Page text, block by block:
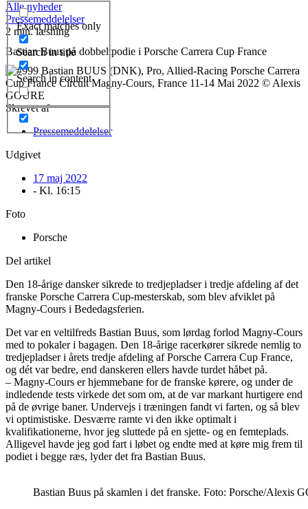
Exact matches only
Search in title
Search in content
Alle nyheder
Pressemeddelelser
2 min. læsning
Bastian Buus på dobbeltpodie i Porsche Carrera Cup France
Skrevet af
Pressemeddelelser
Udgivet
17 maj 2022
- Kl. 16:15
Foto
Porsche
Del artikel
Den 18-årige dansker sikrede to tredjepladser i tredje afdeling af det
franske Porsche Carrera Cup-mesterskab, som blev afviklet på
Magny-Cours i Bededagsferien.
Det var en veltilfreds Bastian Buus, som lørdag forlod Magny-Cours
med to pokaler i bagagen. Den 18-årige racerkører sikrede nemlig to
tredjepladser i årets tredje afdeling af Porsche Carrera Cup France,
og dét var bedre, end danskeren ellers havde turdet håbet på.
– Magny-Cours er hjemmebane for de franske kørere, og under de
indledende tests virkede det som om, at de var markant hurtigere end
på de øvrige baner. Undervejs i træningen fandt vi farten, og så blev
vi optimistiske. Desværre ramte vi den ikke optimalt i
kvalifikationerne, hvor jeg sluttede på en sjette- og en femteplads.
Alligevel havde jeg god fart i løbet og endte med at køre mig frem til
podiet i begge ræs, lyder det fra Bastian Buus.
Bastian Buus på skamlen i det franske. Foto: Porsche/Alexis